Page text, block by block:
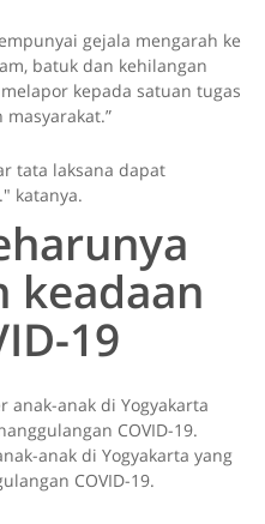
gejala mengarah ke
batuk dan kehilangan
kepada satuan tugas
tata laksana dapat
katanya.
keadaan
19
anak di Yogyakarta yang
COVID-19.